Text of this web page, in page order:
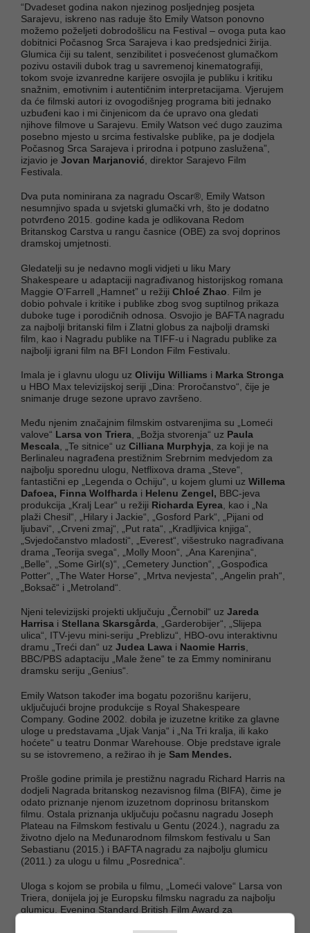
“Dvadeset godina nakon njezinog posljednjeg posjeta
Sarajevu, iskreno nas raduje što Emily Watson ponovno
možemo poželjeti dobrodošlicu na Festival – ovoga puta kao
dobitnici Počasnog Srca Sarajeva i kao predsjednici žirija.
Glumica čiji su talent, senzibilitet i posvećenost glumačkom
pozivu ostavili dubok trag u savremenoj kinematografiji,
tokom svoje izvanredne karijere osvojila je publiku i kritiku
snažnim, emotivnim i autentičnim interpretacijama. Vjerujem
da će filmski autori iz ovogodišnjeg programa biti jednako
uzbuđeni kao i mi činjenicom da će upravo ona gledati
njihove filmove u Sarajevu. Emily Watson već dugo zauzima
posebno mjesto u srcima festivalske publike, pa je dodjela
Počasnog Srca Sarajeva i prirodna i potpuno zaslužena”,
izjavio je Jovan Marjanović , direktor Sarajevo Film
Festivala.
Dva puta nominirana za nagradu Oscar®, Emily Watson
nesumnjivo spada u svjetski glumački vrh, što je dodatno
potvrđeno 2015. godine kada je odlikovana Redom
Britanskog Carstva u rangu časnice (OBE) za svoj doprinos
dramskoj umjetnosti.
Gledatelji su je nedavno mogli vidjeti u liku Mary
Shakespeare u adaptaciji nagrađivanog historijskog romana
Maggie O’Farrell „Hamnet” u režiji Chloé Zhao . Film je
dobio pohvale i kritike i publike zbog svog suptilnog prikaza
duboke tuge i porodičnih odnosa. Osvojio je BAFTA nagradu
za najbolji britanski film i Zlatni globus za najbolji dramski
film, kao i Nagradu publike na TIFF-u i Nagradu publike za
najbolji igrani film na BFI London Film Festivalu.
Imala je i glavnu ulogu uz Oliviju Williams i Marka Stronga
u HBO Max televizijskoj seriji „Dina: Proročanstvo“, čije je
snimanje druge sezone upravo završeno.
Među njenim značajnim filmskim ostvarenjima su „Lomeći
valove“ Larsa von Triera , „Božja stvorenja“ uz Paula
Mescala , „Te sitnice“ uz Cilliana Murphyja , za koji je na
Berlinaleu nagrađena prestižnim Srebrnim medvjedom za
najbolju sporednu ulogu, Netflixova drama „Steve“,
fantastični ep „Legenda o Ochiju“, u kojem glumi uz Willema
Dafoea, Finna Wolfharda i Helenu Zengel, BBC-jeva
produkcija „Kralj Lear“ u režiji Richarda Eyrea , kao i „Na
plaži Chesil“, „Hilary i Jackie“, „Gosford Park“, „Pijani od
ljubavi“, „Crveni zmaj“, „Put rata“, „Kradljivica knjiga“,
„Svjedočanstvo mladosti“, „Everest“, višestruko nagrađivana
drama „Teorija svega“, „Molly Moon“, „Ana Karenjina“,
„Belle“, „Some Girl(s)“, „Cemetery Junction“, „Gospođica
Potter“, „The Water Horse“, „Mrtva nevjesta“, „Angelin prah“,
„Boksač“ i „Metroland“.
Njeni televizijski projekti uključuju „Černobil“ uz Jareda
Harrisa i Stellana Skarsgårda , „Garderobijer“, „Slijepa
ulica“, ITV-jevu mini-seriju „Preblizu“, HBO-ovu interaktivnu
dramu „Treći dan“ uz Judea Lawa i Naomie Harris
BBC/PBS adaptaciju „Male žene“ te za Emmy nominiranu
dramsku seriju „Genius“.
Emily Watson također ima bogatu pozorišnu karijeru,
uključujući brojne produkcije s Royal Shakespeare
Company. Godine 2002. dobila je izuzetne kritike za glavne
uloge u predstavama „Ujak Vanja“ i „Na Tri kralja, ili kako
hoćete“ u teatru Donmar Warehouse. Obje predstave igrale
su se istovremeno, a režirao ih je Sam Mendes.
Prošle godine primila je prestižnu nagradu Richard Harris na
dodjeli Nagrada britanskog nezavisnog filma (BIFA), čime je
odato priznanje njenom izuzetnom doprinosu britanskom
filmu. Ostala priznanja uključuju počasnu nagradu Joseph
Plateau na Filmskom festivalu u Gentu (2024.), nagradu za
životno djelo na Međunarodnom filmskom festivalu u San
Sebastianu (2015.) i BAFTA nagradu za najbolju glumicu
(2011.) za ulogu u filmu „Posrednica“.
Uloga s kojom se probila u filmu, „Lomeći valove“ Larsa von
Triera, donijela joj je Europsku filmsku nagradu za najbolju
glumicu, Evening Standard British Film Award za